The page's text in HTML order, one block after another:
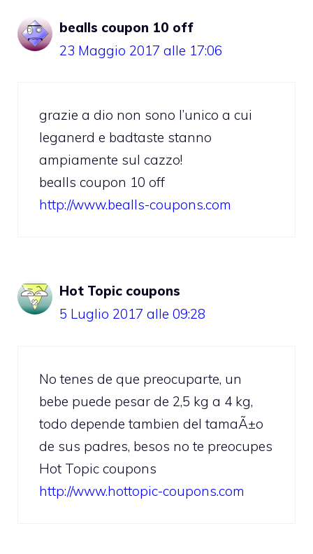
bealls coupon 10 off
23 Maggio 2017 alle 17:06
grazie a dio non sono l’unico a cui
leganerd e badtaste stanno
ampiamente sul cazzo!
bealls coupon 10 off
http://www.bealls-coupons.com
Hot Topic coupons
5 Luglio 2017 alle 09:28
No tenes de que preocuparte, un
bebe puede pesar de 2,5 kg a 4 kg,
todo depende tambien del tamaÃ±o
de sus padres, besos no te preocupes
Hot Topic coupons
http://www.hottopic-coupons.com